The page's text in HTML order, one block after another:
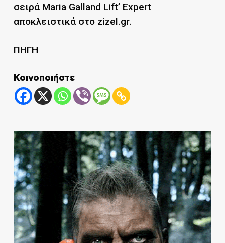
σειρά Maria Galland Lift’ Expert
αποκλειστικά στο zizel.gr.
ΠΗΓΗ
Κοινοποιήστε